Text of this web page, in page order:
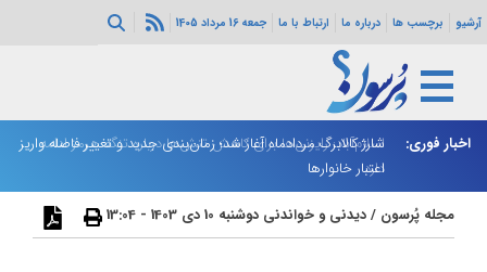
آرشیو برچسب ها درباره ما ارتباط با ما جمعه 16 مرداد 1405
اخبار فوری:
اسلام‌آباد: رایزنی‌ها برای کاهش تنش‌ها درباره تنگه هرمز ادامه
دارد
شارژ کالابرگ مردادماه آغاز شد؛ زمان‌بندی جدید و تغییر فاصله واریز
اعتبار خانوارها
مجله پُرسون /دیدنی و خواندنی دوشنبه 10 دی 1403 - 13:04